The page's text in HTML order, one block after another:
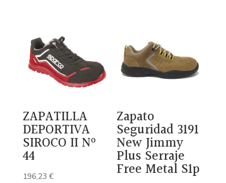
ZAPATILLA
DEPORTIVA
SIROCO II Nº
44
196,23 €
Zapato
Seguridad 3191
New Jimmy
Plus Serraje
Free Metal S1p